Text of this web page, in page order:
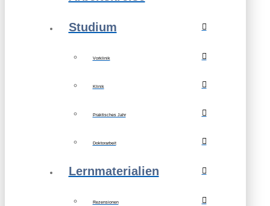
Studium
Vorklinik
Klinik
Praktisches Jahr
Doktorarbeit
Lernmaterialien
Rezensionen